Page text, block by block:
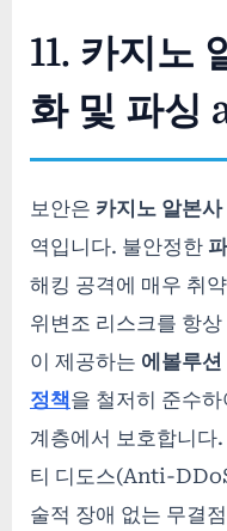
11. 카지노
화 및 파싱
보안은 카지노 알본사
역입니다. 불안정한
해킹 공격에 매우 취
위변조 리스크를 항
이 제공하는 에볼루
정책을 철저히 준수
계층에서 보호합니다.
티 디도스(Anti-
술적 장애 없는 무결